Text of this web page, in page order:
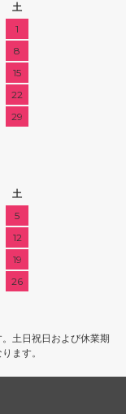
土
1
8
15
22
29
土
5
12
19
26
土日祝日および休業期
ます。